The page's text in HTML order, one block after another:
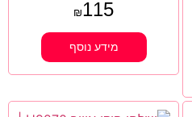
₪115
מידע נוסף